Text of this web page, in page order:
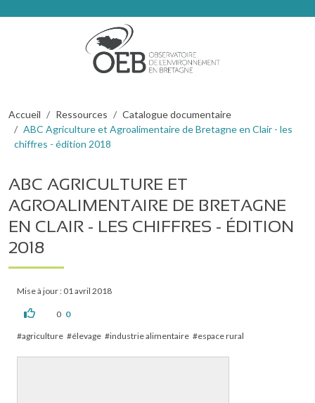
Fil d'Ariane
Accueil Ressources
Catalogue documentaire
ABC Agriculture et Agroalimentaire de Bretagne en Clair - les
chiffres - édition 2018
ABC AGRICULTURE ET
AGROALIMENTAIRE DE BRETAGNE
EN CLAIR - LES CHIFFRES - ÉDITION
2018
Mise à jour : 01 avril 2018
0 0
agriculture élevage industrie alimentaire espace rural